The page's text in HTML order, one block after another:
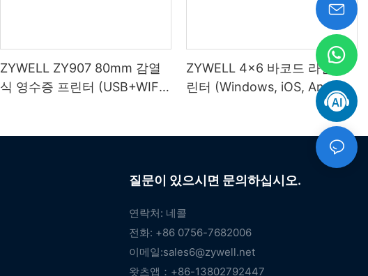
ZYWELL ZY907 80mm 감열
식 영수증 프린터 (USB+WIFI
ZYWELL 4x6 바코드 라벨 프
린터 (Windows, iOS, Android
질문이 있으시면 문의하십시오.
연락처: 네콜
전화: +86 0756-7682006
이메일:sales6@zywell.net
왓츠앱：+86-13802792447